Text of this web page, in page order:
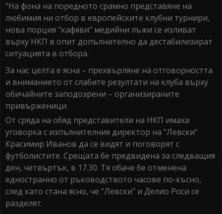
"На фона на поредното срамно представяне на
любимия ни отбор в европейските клубни турнири,
нова порция "кафяви" медийни лъжи се изливат
върху НКП в опит допълнително да дестабилизират
ситуацията в отбора.
За нас целта е ясна – прехвърляне на отговорността
и вниманието от слабите резултати на клуба върху
обичайните заподозрени – организираните
привърженици.
От сряда на обяд представители на НКП имаха
уговорка с изпълнителния директор на "Левски"
Красимир Иванов да се видят и поговорят с
футболистите. Срещата бе предвидена за следващия
ден, четвъртък, в 17.30. Тя обаче бе отменена
едностранно от ръководството часове по-късно,
след като стана ясно, че “Левски” и Делио Роси се
разделят.